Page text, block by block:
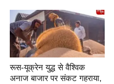
रूस-यूक्रेन युद्ध से वैश्विक
अनाज बाजार पर संकट गहराया,